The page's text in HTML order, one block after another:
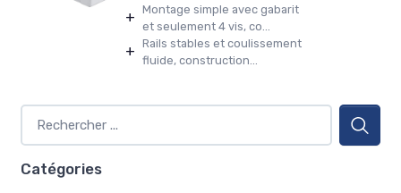
+ Montage simple avec gabarit
et seulement 4 vis, co...
+ Rails stables et coulissement
fluide, construction...
Catégories